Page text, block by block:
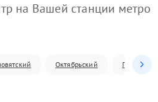
на Вашей станции метро
Октябрьский